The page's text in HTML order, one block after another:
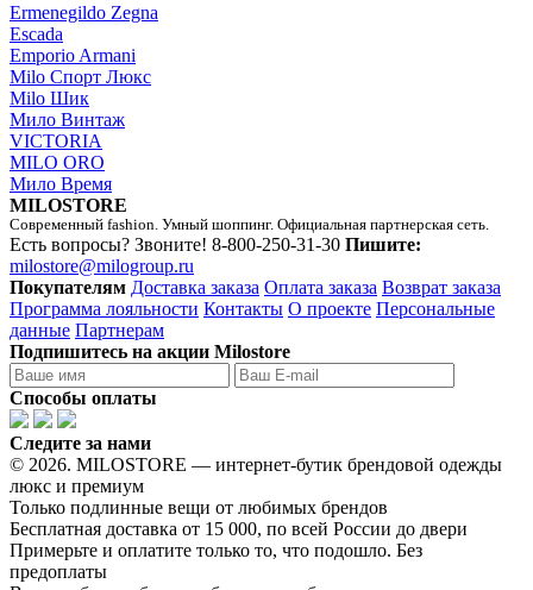
Ermenegildo Zegna
Escada
Emporio Armani
Milo Спорт Люкс
Milo Шик
Мило Винтаж
VICTORIA
MILO ORO
Мило Время
MILOSTORE
Современный fashion. Умный шоппинг. Официальная партнерская сеть.
Есть вопросы? Звоните! 8-800-250-31-30 Пишите:
milostore@milogroup.ru
Покупателям Доставка заказа Оплата заказа Возврат заказа
Программа лояльности Контакты О проекте Персональные
данные Партнерам
Подпишитесь на акции Milostore
Способы оплаты
Следите за нами
© 2026. MILOSTORE — интернет-бутик брендовой одежды
люкс и премиум
Только подлинные вещи от любимых брендов
Бесплатная доставка от 15 000, по всей России до двери
Примерьте и оплатите только то, что подошло. Без
предоплаты